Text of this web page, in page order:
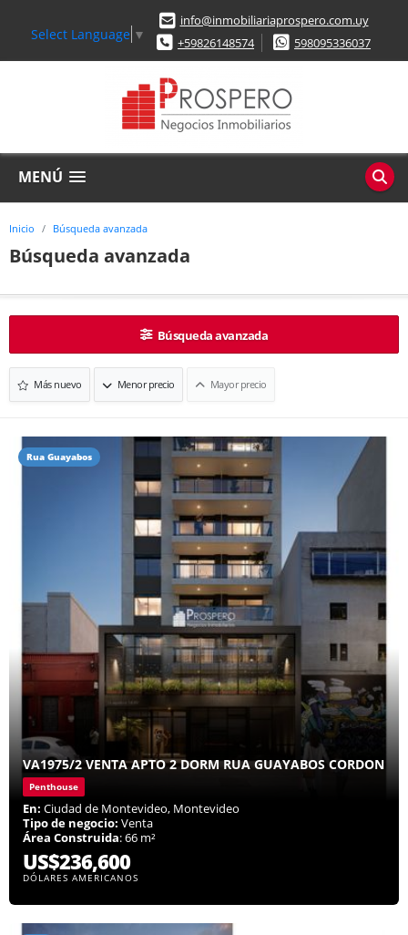
Select Language ▼
info@inmobiliariaprospero.com.uy
+59826148574
598095336037
MENÚ
Inicio Búsqueda avanzada
Búsqueda avanzada
Búsqueda avanzada
Más nuevo Menor precio Mayor precio
Rua Guayabos
VA1975/2 VENTA APTO 2 DORM RUA GUAYABOS CORDON
Penthouse
En: Ciudad de Montevideo, Montevideo
Tipo de negocio: Venta
Área Construida: 66 m²
US$236,600
DÓLARES AMERICANOS